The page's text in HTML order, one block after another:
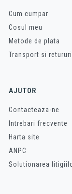
Cum cumpar
Cosul meu
Metode de plata
Transport si retururi
AJUTOR
Contacteaza-ne
Intrebari frecvente
Harta site
ANPC
Solutionarea